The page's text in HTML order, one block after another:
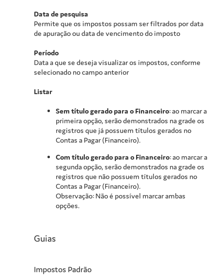
Data de pesquisa
Permite que os impostos possam ser filtrados por data
de apuração ou data de vencimento do imposto
Período
Data a que se deseja visualizar os impostos, conforme
selecionado no campo anterior
Listar
Sem título gerado para o Financeiro: ao marcar a
primeira opção, serão demonstrados na grade os
registros que já possuem títulos gerados no
Contas a Pagar (Financeiro).
Com título gerado para o Financeiro: ao marcar a
segunda opção, serão demonstrados na grade os
registros que não possuem títulos gerados no
Contas a Pagar (Financeiro).
Observação: Não é possível marcar ambas
opções.
Guias
Impostos Padrão